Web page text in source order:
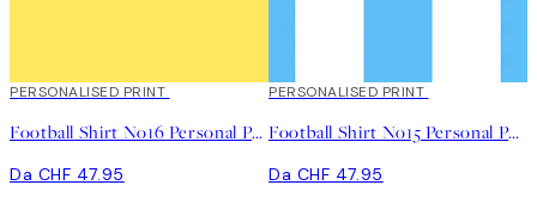
PERSONALISED PRINT
Football Shirt No16 Personal Poster
Da CHF 47.95
PERSONALISED PRINT
Football Shirt No15 Personal Poster
Da CHF 47.95